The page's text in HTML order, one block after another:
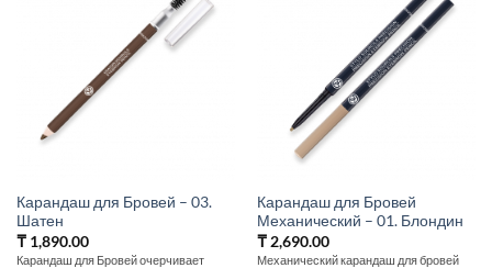
Карандаш для Бровей – 03.
Шатен
₸1,890.00
Карандаш для Бровей очерчивает
Карандаш для Бровей
Механический – 01. Блондин
₸2,690.00
Механический карандаш для бровей